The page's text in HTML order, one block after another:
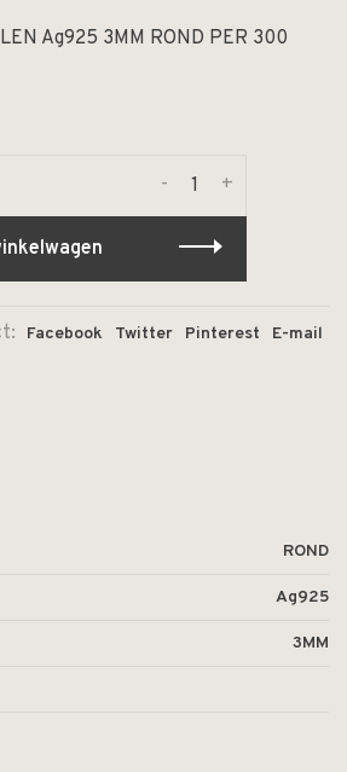
Ag925 3MM ROND PER 300
+
-
Facebook Twitter Pinterest E-mail
ROND
Ag925
3MM